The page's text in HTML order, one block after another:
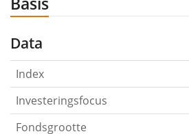
Data
Index
Investeringsfocus
Fondsgrootte